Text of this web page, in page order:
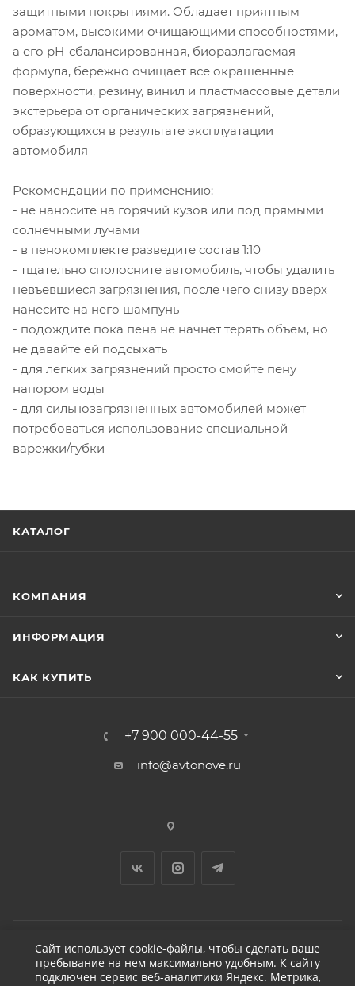
защитными покрытиями. Обладает приятным
ароматом, высокими очищающими способностями,
а его рН-сбалансированная, биоразлагаемая
формула, бережно очищает все окрашенные
поверхности, резину, винил и пластмассовые детали
экстерьера от органических загрязнений,
образующихся в результате эксплуатации
автомобиля
Рекомендации по применению:
- не наносите на горячий кузов или под прямыми
солнечными лучами
- в пенокомплекте разведите состав 1:10
- тщательно сполосните автомобиль, чтобы удалить
невъевшиеся загрязнения, после чего снизу вверх
нанесите на него шампунь
- подождите пока пена не начнет терять объем, но
не давайте ей подсыхать
- для легких загрязнений просто смойте пену
напором воды
- для сильнозагрязненных автомобилей может
потребоваться использование специальной
варежки/губки
КАТАЛОГ
КОМПАНИЯ
ИНФОРМАЦИЯ
КАК КУПИТЬ
+7 900 000-44-55
info@avtonove.ru
2026 © ДЕТЕЙЛИНГ-МАРКЕТ АВТОНОВЬЕ
Сайт использует cookie-файлы, чтобы сделать ваше
пребывание на нем максимально удобным. К cайту
подключен сервис веб-аналитики Яндекс. Метрика,